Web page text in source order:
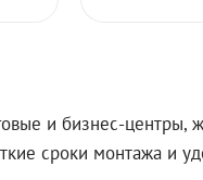
и бизнес-
сроки монтажа